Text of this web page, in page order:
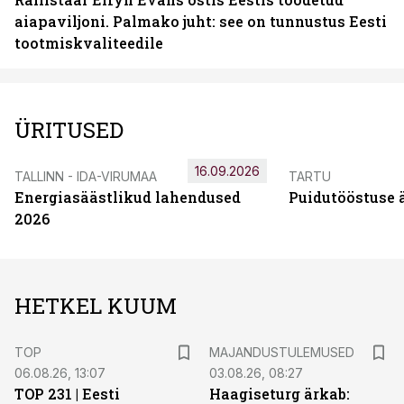
aiapaviljoni. Palmako juht: see on tunnustus Eesti
tootmiskvaliteedile
ÜRITUSED
TALLINN - IDA-VIRUMAA
Energiasäästlikud lahendused
2026
16.09.2026 TARTU
Puidutööstuse
HETKEL KUUM
TOP
06.08.26, 13:07
TOP 231 | Eesti
MAJANDUSTULEMUSED
03.08.26, 08:27
Haagiseturg ärkab: